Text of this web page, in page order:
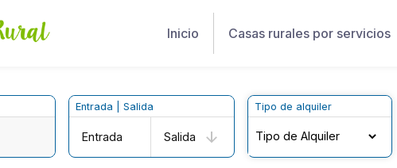
Inicio Casas rurales por servicios
Entrada | Salida
Entrada Salida
Tipo de alquiler